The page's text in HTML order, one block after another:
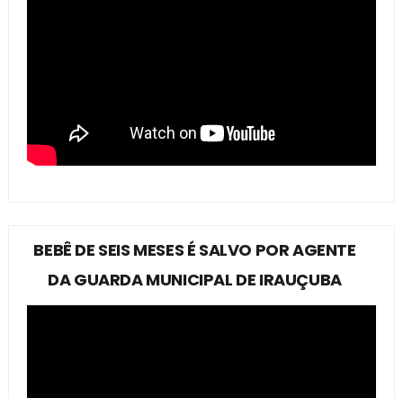
BEBÊ DE SEIS MESES É SALVO POR AGENTE
DA GUARDA MUNICIPAL DE IRAUÇUBA